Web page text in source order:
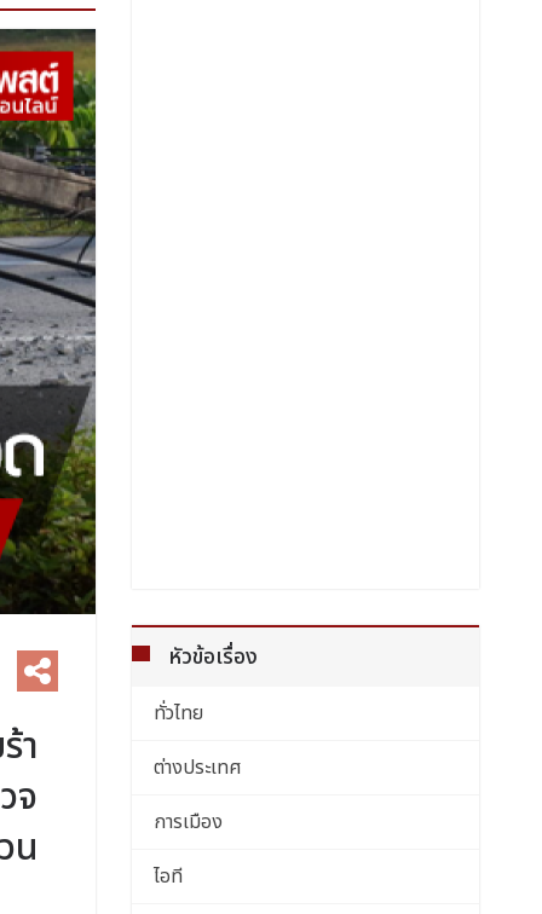
า
จ
น
หัวข้อเรื่อง
ทั่วไทย
ต่างประเทศ
การเมือง
ไอที